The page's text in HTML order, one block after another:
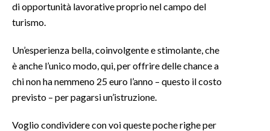
NOTIZIE
#CARAUNIONE
3 MINUTI CON
INSULARITÀ
di opportunità lavorative proprio nel campo del
turismo.
Un’esperienza bella, coinvolgente e stimolante, che
è anche l’unico modo, qui, per offrire delle chance a
chi non ha nemmeno 25 euro l’anno – questo il costo
previsto – per pagarsi un’istruzione.
Voglio condividere con voi queste poche righe per